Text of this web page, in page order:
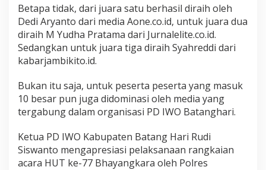
o
n
g
L
o
K
a
r
a
T
u
l
Betapa tidak, dari juara satu berhasil diraih oleh
Dedi Aryanto dari media Aone.co.id, untuk juara dua
diraih M Yudha Pratama dari Jurnalelite.co.id.
Sedangkan untuk juara tiga diraih Syahreddi dari
kabarjambikito.id.
Bukan itu saja, untuk peserta peserta yang masuk
10 besar pun juga didominasi oleh media yang
tergabung dalam organisasi PD IWO Batanghari.
Ketua PD IWO Kabupaten Batang Hari Rudi
Siswanto mengapresiasi pelaksanaan rangkaian
acara HUT ke-77 Bhayangkara oleh Polres